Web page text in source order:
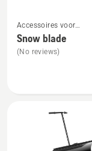
meer
details
over
Accessoires voor
frontzitmaaiers voor
aan de voorzijde
Snow blade
(No reviews)